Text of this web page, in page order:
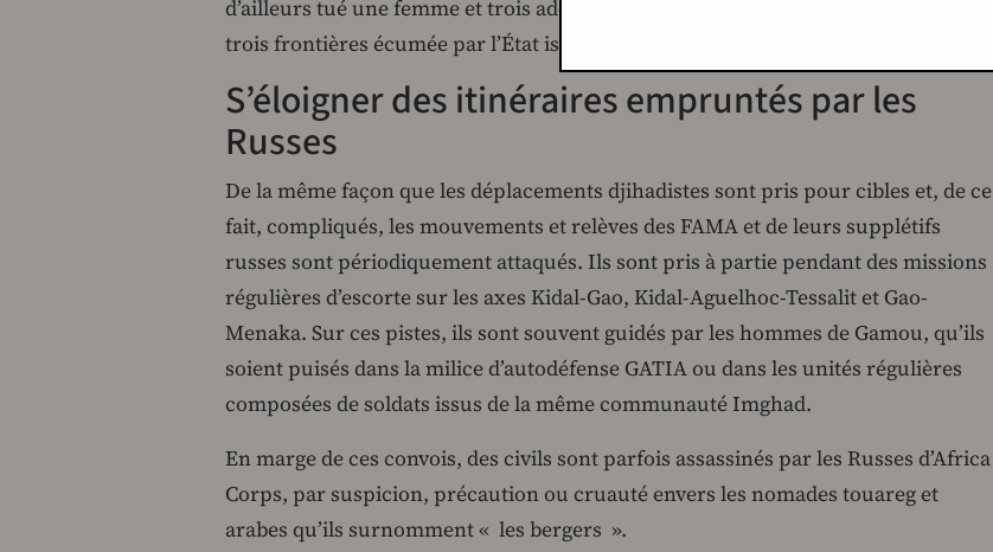
d’ailleurs tué une femme et trois adolescents près de Talataye, dans la zone des
trois frontières écumée par l’État islamique, selon les réseaux sociaux pro-FLA.
S’éloigner des itinéraires empruntés par les
Russes
De la même façon que les déplacements djihadistes sont pris pour cibles et, de ce
fait, compliqués, les mouvements et relèves des FAMA et de leurs supplétifs
russes sont périodiquement attaqués. Ils sont pris à partie pendant des missions
régulières d’escorte sur les axes Kidal-Gao, Kidal-Aguelhoc-Tessalit et Gao-
Menaka. Sur ces pistes, ils sont souvent guidés par les hommes de Gamou, qu’ils
soient puisés dans la milice d’autodéfense GATIA ou dans les unités régulières
composées de soldats issus de la même communauté Imghad.
En marge de ces convois, des civils sont parfois assassinés par les Russes d’Africa
Corps, par suspicion, précaution ou cruauté envers les nomades touareg et
arabes qu’ils surnomment « les bergers ».